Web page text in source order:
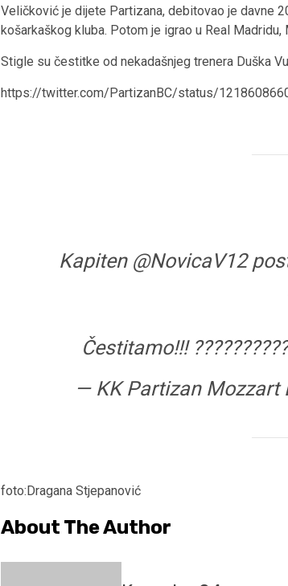
Veličković je dijete Partizana, debitovao je davne
košarkaškog kluba. Potom je igrao u Real
Stigle su čestitke od nekadašnjeg trenera Duška
https://twitter.com/PartizanBC/status/
Kapiten @NovicaV12
Čestitamo!!!
— KK Partizan Mozzart
foto:Dragana Stjepanović
About The Author